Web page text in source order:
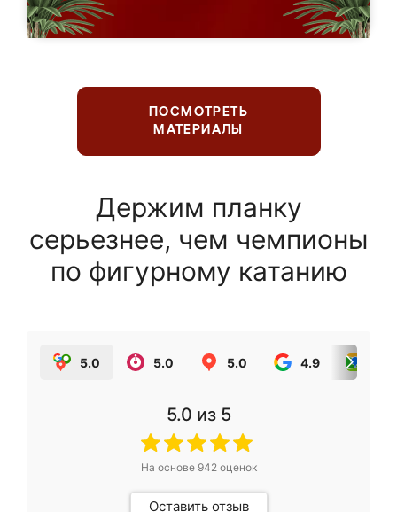
ПОСМОТРЕТЬ
МАТЕРИАЛЫ
Держим планку
серьезнее, чем чемпионы
по фигурному катанию
5.0 5.0 5.0 4.9
5.0 из 5
На основе 942оценок
Оставить отзыв